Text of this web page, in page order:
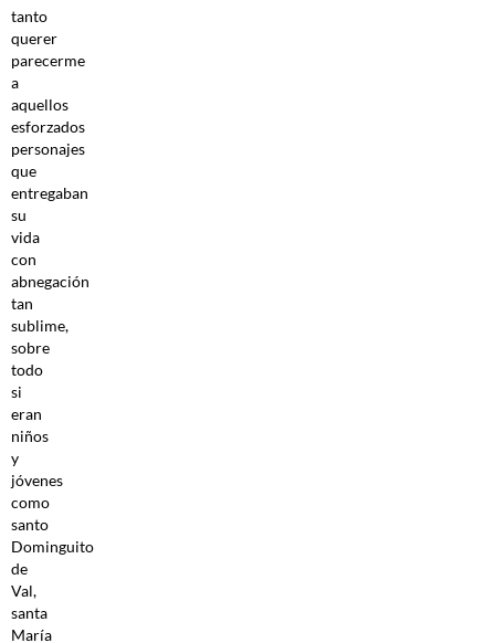
tanto
querer
parecerme
a
aquellos
esforzados
personajes
que
entregaban
su
vida
con
abnegación
tan
sublime,
sobre
todo
si
eran
niños
y
jóvenes
como
santo
Dominguito
de
Val,
santa
María